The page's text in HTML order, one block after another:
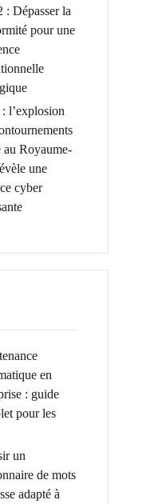
: Dépasser la
pour une
l’explosion
au Royaume-
une
cyber
en
: guide
pour les
un
de mots
adapté à